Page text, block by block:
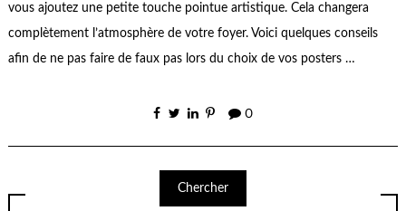
vous ajoutez une petite touche pointue artistique. Cela changera
complètement l’atmosphère de votre foyer. Voici quelques conseils
afin de ne pas faire de faux pas lors du choix de vos posters …
0
Chercher